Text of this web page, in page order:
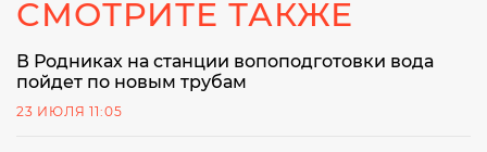
СМОТРИТЕ ТАКЖЕ
В Родниках на станции вопоподготовки вода
пойдет по новым трубам
23 ИЮЛЯ 11:05